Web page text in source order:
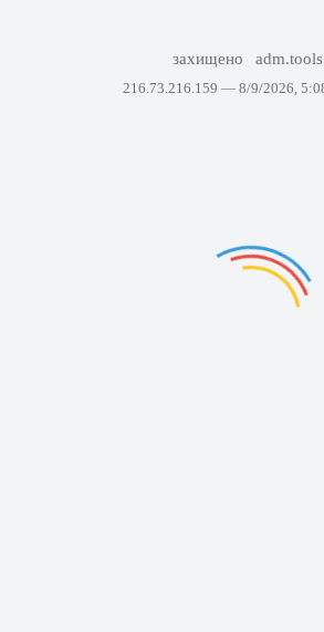
захищено adm.tools
216.73.216.159 — 8/9/2026,